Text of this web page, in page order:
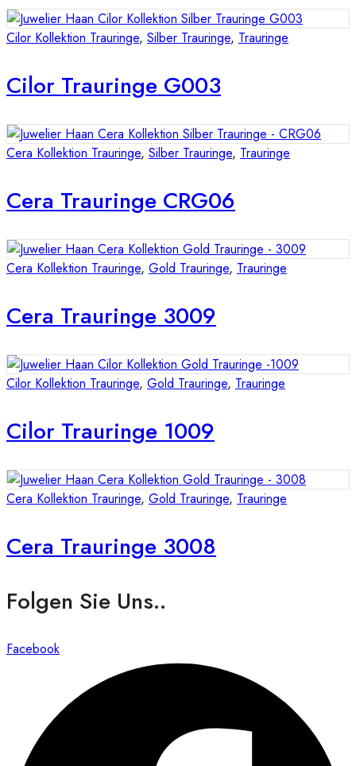
Cilor Kollektion Trauringe, Silber Trauringe, Trauringe
Cilor Trauringe G003
Cera Kollektion Trauringe, Silber Trauringe, Trauringe
Cera Trauringe CRG06
Cera Kollektion Trauringe, Gold Trauringe, Trauringe
Cera Trauringe 3009
Cilor Kollektion Trauringe, Gold Trauringe, Trauringe
Cilor Trauringe 1009
Cera Kollektion Trauringe, Gold Trauringe, Trauringe
Cera Trauringe 3008
Folgen Sie Uns..
Facebook